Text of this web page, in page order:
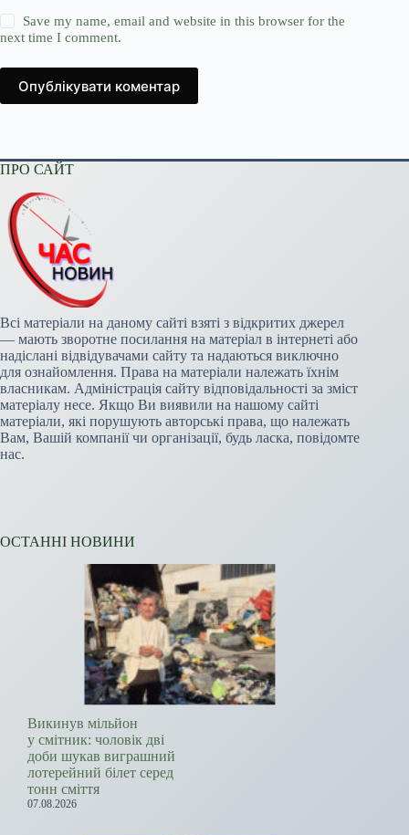
Save my name, email and website in this browser for the
next time I comment.
Опублікувати коментар
ПРО САЙТ
Всі матеріали на даному сайті взяті з відкритих джерел
— мають зворотне посилання на матеріал в інтернеті або
надіслані відвідувачами сайту та надаються виключно
для ознайомлення. Права на матеріали належать їхнім
власникам. Адміністрація сайту відповідальності за зміст
матеріалу несе. Якщо Ви виявили на нашому сайті
матеріали, які порушують авторські права, що належать
Вам, Вашій компанії чи організації, будь ласка, повідомте
нас.
ОСТАННІ НОВИНИ
Викинув мільйон
у смітник: чоловік дві
доби шукав виграшний
лотерейний білет серед
тонн сміття
07.08.2026